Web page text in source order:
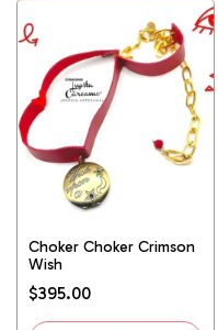
Choker Choker Crimson
Wish
$395.00